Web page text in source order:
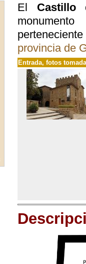
El Castillo
provincia de
Entrada, fotos